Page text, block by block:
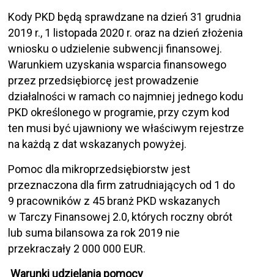
Kody PKD będą sprawdzane na dzień 31 grudnia
2019 r., 1 listopada 2020 r. oraz na dzień złożenia
wniosku o udzielenie subwencji finansowej.
Warunkiem uzyskania wsparcia finansowego
przez przedsiębiorcę jest prowadzenie
działalności w ramach co najmniej jednego kodu
PKD określonego w programie, przy czym kod
ten musi być ujawniony we właściwym rejestrze
na każdą z dat wskazanych powyżej.
Pomoc dla mikroprzedsiębiorstw jest
przeznaczona dla firm zatrudniających od 1 do
9 pracowników z 45 branż PKD wskazanych
w Tarczy Finansowej 2.0, których roczny obrót
lub suma bilansowa za rok 2019 nie
przekraczały 2 000 000 EUR.
Warunki udzielania pomocy